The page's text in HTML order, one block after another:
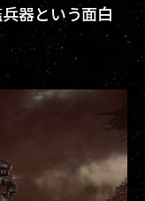
器という面白